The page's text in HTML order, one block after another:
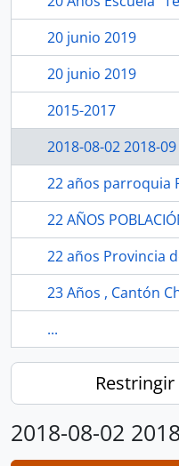
20 junio 2019
20 junio 2019
2015-2017
2018-08-02 2018-09
22 años parroquia
22 AÑOS
22 años Provincia
23 Años , Cantón
...
2018-08-02